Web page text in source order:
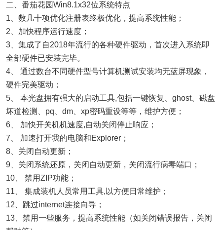
二、番茄花园Win8.1x32位系统特点
1、数几十项优化注册表终极优化，提高系统性能；
2、加快程序运行速度；
3、集成了自2018年流行的各种硬件驱动，首次进入系统即
全部硬件已安装完毕。
4、 通过数台不同硬件型号计算机测试安装均无蓝屏现象，
硬件完美驱动；
5、 本光盘拥有强大的启动工具,包括一键恢复、ghost、磁盘
坏道检测、pq、dm、xp密码重设等等，维护方便；
6、 加快开关机机速度,自动关闭停止响应；
7、 加速打开我的电脑和Explorer；
8、关闭自动更新；
9、关闭系统还原，关闭自动更新，关闭流行病毒端口；
10、 禁用ZIP功能；
11、 集成装机人员常用工具,以方便日常维护；
12、跳过internet连接向导；
13、禁用一些服务，提高系统性能（如关闭错误报告，关闭